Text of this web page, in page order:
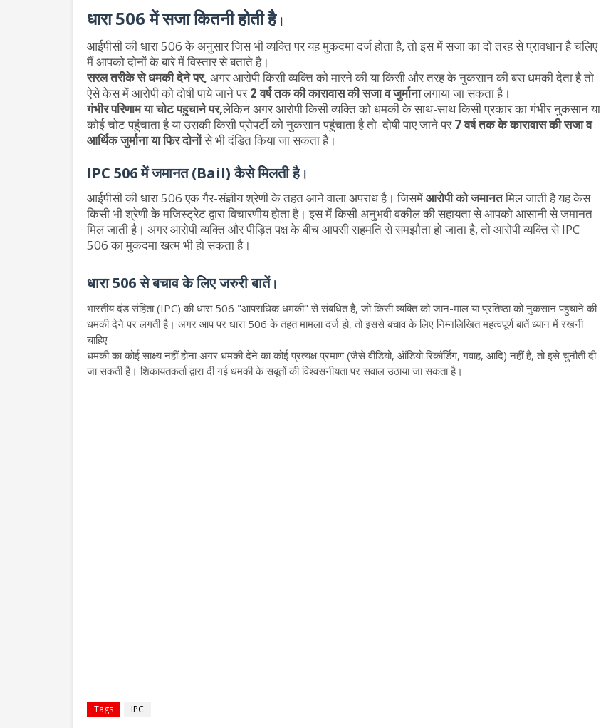
धारा 506 में सजा कितनी होती है।
आईपीसी की धारा 506 के अनुसार जिस भी व्यक्ति पर यह मुकदमा दर्ज होता है, तो इस में सजा का दो तरह से प्रावधान है चलिए
मैं आपको दोनों के बारे में विस्तार से बताते है।
सरल तरीके से धमकी देने पर, अगर आरोपी किसी व्यक्ति को मारने की या किसी और तरह के नुकसान की बस धमकी देता है तो
ऐसे केस में आरोपी को दोषी पाये जाने पर2 वर्ष तक की कारावास की सजा व जुर्मानालगाया जा सकता है।
गंभीर परिणाम या चोट पहुचाने पर,लेकिन अगर आरोपी किसी व्यक्ति को धमकी के साथ-साथ किसी प्रकार का गंभीर नुकसान या
कोई चोट पहुंचाता है या उसकी किसी प्रोपर्टी को नुकसान पहुंचाता है तो दोषी पाए जाने पर7 वर्ष तक के कारावास की सजा व
आर्थिक जुर्माना या फिर दोनोंसे भी दंडित किया जा सकता है।
IPC 506 में जमानत (Bail) कैसे मिलती है।
आईपीसी की धारा 506 एक गैर-संज्ञीय श्रेणी के तहत आने वाला अपराध है। जिसमेंआरोपी को जमानतमिल जाती है यह केस
किसी भी श्रेणी के मजिस्ट्रेट द्वारा विचारणीय होता है। इस में किसी अनुभवी वकील की सहायता से आपको आसानी से जमानत
मिल जाती है। अगर आरोपी व्यक्ति और पीड़ित पक्ष के बीच आपसी सहमति से समझौता हो जाता है, तो आरोपी व्यक्ति से IPC
506 का मुकदमा खत्म भी हो सकता है।
धारा 506 से बचाव के लिए जरुरी बातें।
भारतीय दंड संहिता (IPC) की धारा 506 "आपराधिक धमकी" से संबंधित है, जो किसी व्यक्ति को जान-माल या प्रतिष्ठा को नुकसान पहुंचाने की
धमकी देने पर लगती है। अगर आप पर धारा 506 के तहत मामला दर्ज हो, तो इससे बचाव के लिए निम्नलिखित महत्वपूर्ण बातें ध्यान में रखनी
चाहिए
धमकी का कोई साक्ष्य नहीं होना अगर धमकी देने का कोई प्रत्यक्ष प्रमाण (जैसे वीडियो, ऑडियो रिकॉर्डिंग, गवाह, आदि) नहीं है, तो इसे चुनौती दी
जा सकती है। शिकायतकर्ता द्वारा दी गई धमकी के सबूतों की विश्वसनीयता पर सवाल उठाया जा सकता है।
Tags IPC